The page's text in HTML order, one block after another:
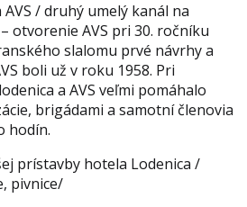
AVS / druhý umelý kanál na
otvorenie AVS pri 30. ročníku
slalomu prvé návrhy a
boli už v roku 1958. Pri
a AVS veľmi pomáhalo
brigádami a samotní členovia
hodín.
prístavby hotela Lodenica /
pivnice/